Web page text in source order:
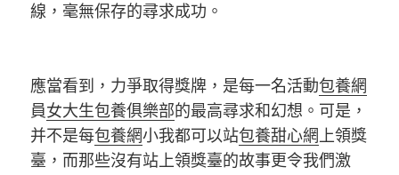
線，毫無保存的尋求成功。
應當看到，力爭取得獎牌，是每一名活動包養網
員女大生包養俱樂部的最高尋求和幻想。可是，
并不是每包養網小我都可以站包養甜心網 上領獎
臺，而那些沒有站上領獎臺的故事更令我們激